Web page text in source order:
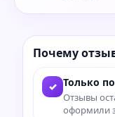
Почему
✓ Только
Отзывы
оформили